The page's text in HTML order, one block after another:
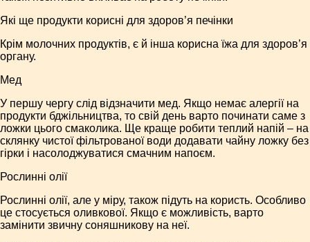
Які ще продукти корисні для здоров’я печінки
Крім молочних продуктів, є й інша корисна їжа для здоров’я
органу.
Мед
У першу чергу слід відзначити мед. Якщо немає алергії на
продукти бджільництва, то свій день варто починати саме з
ложки цього смаколика. Ще краще робити теплий напій – на
склянку чистої фільтрованої води додавати чайну ложку без
гірки і насолоджуватися смачним напоєм.
Рослинні олії
Рослинні олії, але у міру, також підуть на користь. Особливо
це стосується оливкової. Якщо є можливість, варто
замінити звичну соняшникову на неї.